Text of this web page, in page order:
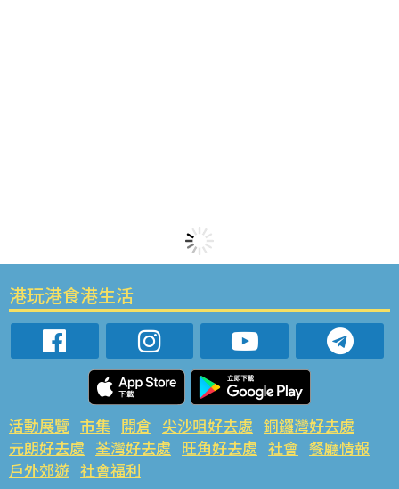
港玩港食港生活
活動展覽 市集 開倉 尖沙咀好去處 銅鑼灣好去處
元朗好去處 荃灣好去處 旺角好去處 社會 餐廳情報
戶外郊遊 社會福利